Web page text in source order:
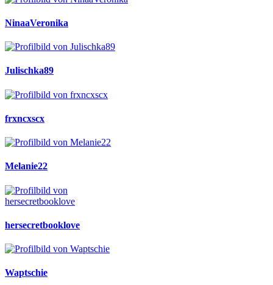
NinaaVeronika
Julischka89
frxncxscx
Melanie22
hersecretbooklove
Waptschie